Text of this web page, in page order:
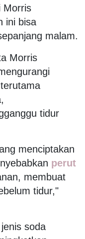
Morris
ini bisa
malam.
Morris
tidur
menciptakan
perut
membuat
tidur,"
soda